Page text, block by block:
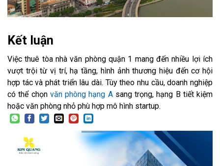
Kết luận
Việc thuê tòa nhà văn phòng quận 1 mang đến nhiều lợi ích
vượt trội từ vị trí, hạ tầng, hình ảnh thương hiệu đến cơ hội
hợp tác và phát triển lâu dài. Tùy theo nhu cầu, doanh nghiệp
có thể chọn văn phòng hạng Asang trọng, hạng B tiết kiệm
hoặc văn phòng nhỏ phù hợp mô hình startup.